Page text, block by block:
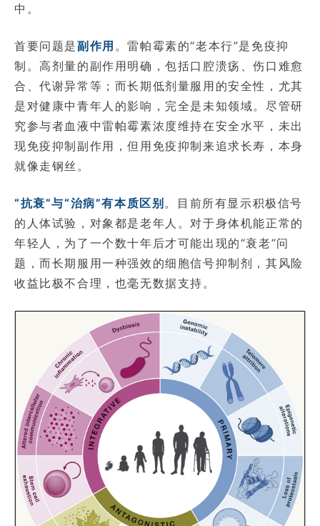
中。
首要问题是副作用 。雷帕霉素的“老本行”是免疫抑
制。高剂量的副作用明确，包括口腔溃疡、伤口难愈
合、代谢异常等；而长期低剂量服用的安全性，尤其
是对健康中青年人的影响，完全是未知领域。尽管研
究参与者血液中雷帕霉素浓度维持在安全水平，未出
现免疫抑制副作用，但用免疫抑制来追求长寿，本身
就像走钢丝。
“抗衰”与“治病”有本质区别。目前所有显示积极信号
的人体试验，对象都是老年人。对于身体机能正常的
年轻人，为了一个数十年后才可能出现的“衰老”问
题，而长期服用一种强效的细胞信号抑制剂，其风险
收益比极不合理，也毫无数据支持。